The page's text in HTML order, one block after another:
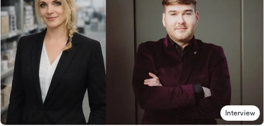
Interview